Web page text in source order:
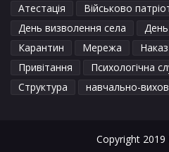
Атестація
Військово
День визволення села
Карантин
Мережа Наказ
Привітання
Психологічна
Структура
навчально-
Copyright 2019